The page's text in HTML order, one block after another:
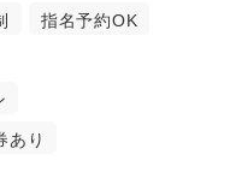
指名予約OK
あり